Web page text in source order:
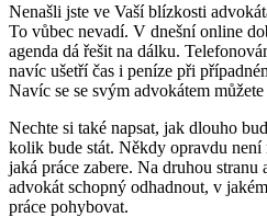
Nenašli jste ve Vaší blízkosti
To vůbec nevadí. V dnešní online
agenda dá řešit na dálku.
navíc ušetří čas i peníze při
Navíc se se svým advokátem
Nechte si také napsat, jak dlouho
kolik bude stát. Někdy opravdu není
jaká práce zabere. Na druhou
advokát schopný odhadnout, v
práce pohybovat.